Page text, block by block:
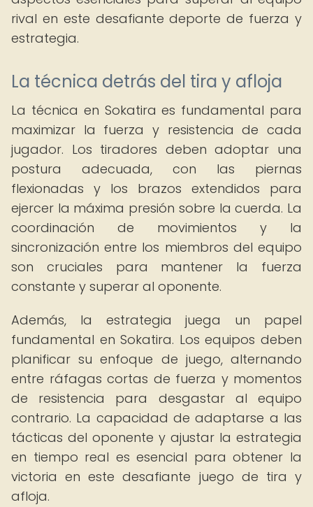
rival en este desafiante deporte de fuerza y
estrategia.
La técnica detrás del tira y afloja
La técnica en Sokatira es fundamental para
maximizar la fuerza y resistencia de cada
jugador. Los tiradores deben adoptar una
postura adecuada, con las piernas
flexionadas y los brazos extendidos para
ejercer la máxima presión sobre la cuerda. La
coordinación de movimientos y la
sincronización entre los miembros del equipo
son cruciales para mantener la fuerza
constante y superar al oponente.
Además, la estrategia juega un papel
fundamental en Sokatira. Los equipos deben
planificar su enfoque de juego, alternando
entre ráfagas cortas de fuerza y momentos
de resistencia para desgastar al equipo
contrario. La capacidad de adaptarse a las
tácticas del oponente y ajustar la estrategia
en tiempo real es esencial para obtener la
victoria en este desafiante juego de tira y
afloja.